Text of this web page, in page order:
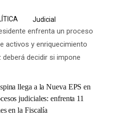
Judicial
enfrenta un proceso
activos y enriquecimiento
deberá decidir si impone
llega a la Nueva EPS en
judiciales: enfrenta 11
en la Fiscalía